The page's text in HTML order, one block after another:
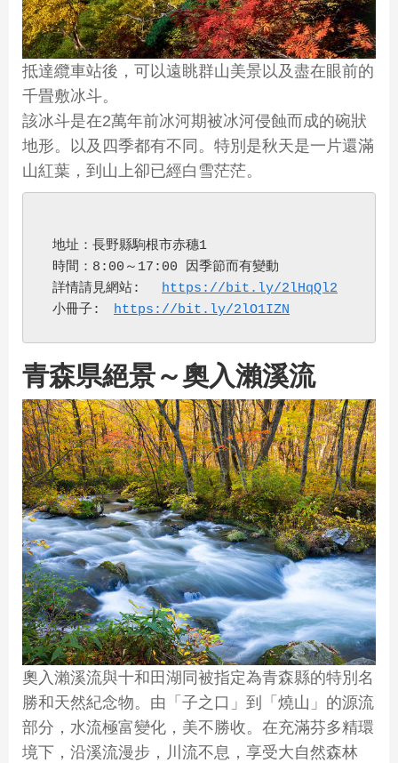
抵達纜車站後，可以遠眺群山美景以及盡在眼前的
千畳敷冰斗。
該冰斗是在2萬年前冰河期被冰河侵蝕而成的碗狀
地形。以及四季都有不同。特別是秋天是一片還滿
山紅葉，到山上卻已經白雪茫茫。
地址：長野縣駒根市赤穗1
時間：8:00～17:00 因季節而有變動
詳情請見網站: https://bit.ly/2lHqQl2
小冊子: https://bit.ly/2lO1IZN
青森県絕景～奧入瀨溪流
奧入瀨溪流與十和田湖同被指定為青森縣的特別名
勝和天然紀念物。由「子之口」到「燒山」的源流
部分，水流極富變化，美不勝收。在充滿芬多精環
境下，沿溪流漫步，川流不息，享受大自然森林